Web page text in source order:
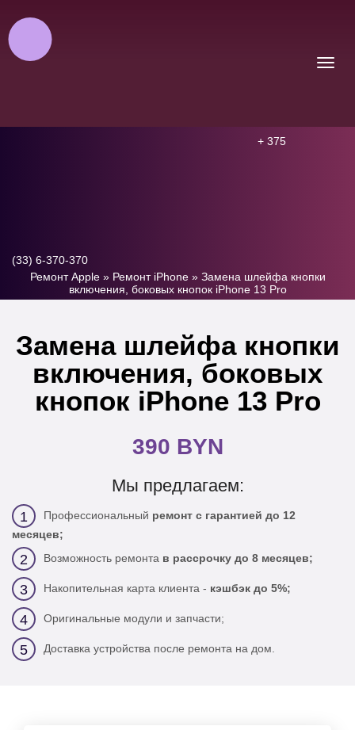
+ 375
(33) 6-370-370
Ремонт Apple» Ремонт iPhone» Замена шлейфа кнопки
включения, боковых кнопок iPhone 13 Pro
Замена шлейфа кнопки
включения, боковых
кнопок iPhone 13 Pro
390 BYN
Мы предлагаем:
1 Профессиональный ремонт с гарантией до 12
месяцев;
2 Возможность ремонта в рассрочку до 8 месяцев;
3 Накопительная карта клиента - кэшбэк до 5%;
4 Оригинальные модули и запчасти;
5 Доставка устройства после ремонта на дом.